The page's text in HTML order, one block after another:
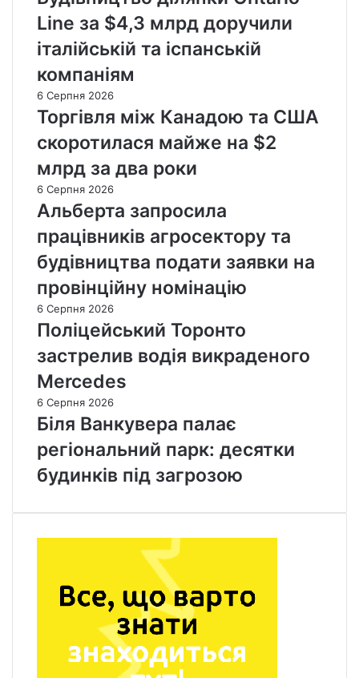
Line за $4,3 млрд доручили
італійській та іспанській
компаніям
6 Серпня 2026
Торгівля між Канадою та США
скоротилася майже на $2
млрд за два роки
6 Серпня 2026
Альберта запросила
працівників агросектору та
будівництва подати заявки на
провінційну номінацію
6 Серпня 2026
Поліцейський Торонто
застрелив водія викраденого
Mercedes
6 Серпня 2026
Біля Ванкувера палає
регіональний парк: десятки
будинків під загрозою